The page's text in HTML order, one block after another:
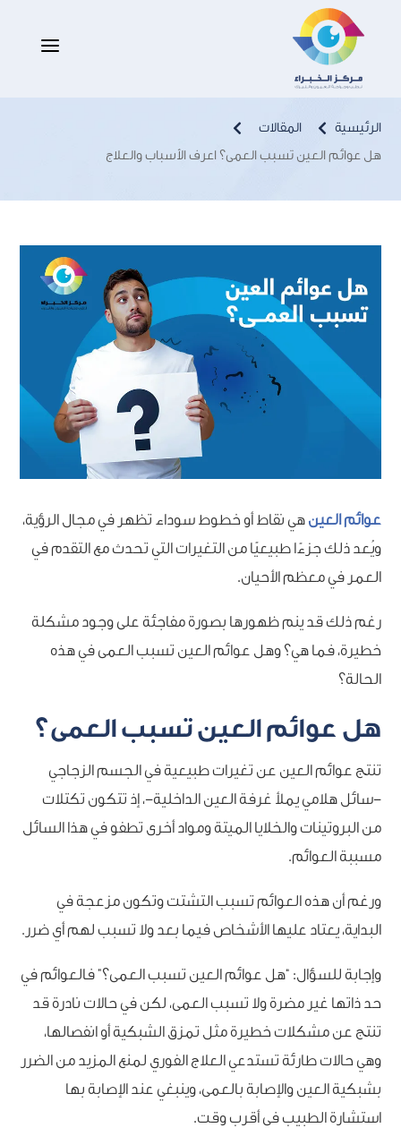
a
هل عوائم العين تسبب العمى؟ اعرف
الرئيسية  المقالات 
هل عوائم العين تسبب العمى؟ اعرف الأسباب والعلاج
عوائم العين هي نقاط أو خطوط سوداء تظهر في مجال الرؤية،
ويُعد ذلك جزءًا طبيعيًا من التغيرات التي تحدث مع التقدم في
العمر في معظم الأحيان.
رغم ذلك قد ينم ظهورها بصورة مفاجئة على وجود مشكلة
خطيرة، فما هي؟ وهل عوائم العين تسبب العمى في هذه
الحالة؟
هل عوائم العين تسبب العمى؟
تنتج عوائم العين عن تغيرات طبيعية في الجسم الزجاجي
-سائل هلامي يملأ غرفة العين الداخلية-، إذ تتكون تكتلات
من البروتينات والخلايا الميتة ومواد أخرى تطفو في هذا السائل
مسببة العوائم.
ورغم أن هذه العوائم تسبب التشتت وتكون مزعجة في
البداية، يعتاد عليها الأشخاص فيما بعد ولا تسبب لهم أي ضرر.
وإجابة للسؤال: “هل عوائم العين تسبب العمى؟” فالعوائم في
حد ذاتها غير مضرة ولا تسبب العمى، لكن في حالات نادرة قد
تنتج عن مشكلات خطيرة مثل تمزق الشبكية أو انفصالها،
وهي حالات طارئة تستدعي العلاج الفوري لمنع المزيد من الضرر
بشبكية العين والإصابة بالعمى، وينبغي عند الإصابة بها
استشارة الطبيب في أقرب وقت.